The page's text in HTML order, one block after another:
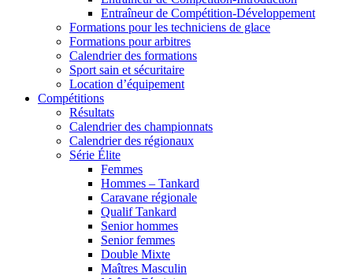
Entraîneur de Compétition-Développement
Formations pour les techniciens de glace
Formations pour arbitres
Calendrier des formations
Sport sain et sécuritaire
Location d’équipement
Compétitions
Résultats
Calendrier des championnats
Calendrier des régionaux
Série Élite
Femmes
Hommes – Tankard
Caravane régionale
Qualif Tankard
Senior hommes
Senior femmes
Double Mixte
Maîtres Masculin